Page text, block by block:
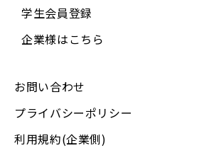
学生会員登録
企業様はこちら
お問い合わせ
プライバシーポリシー
利用規約(企業側)